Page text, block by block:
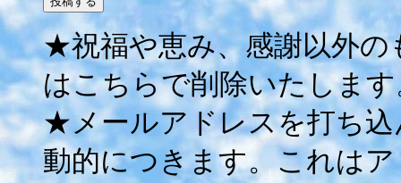
★祝福や恵み、感謝以外の
はこちらで削除いたしま
★メールアドレスを打ち
動的につきます。これは